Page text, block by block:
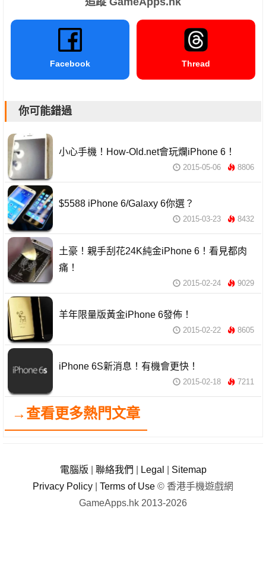
Facebook Thread
你可能錯過
小心手機！How-Old.net會玩爛iPhone 6！
2015-05-06 8806
$5588 iPhone 6/Galaxy 6你選？
2015-03-23 8432
土豪！親手刮花24K純金iPhone 6！看見都肉
痛！
2015-02-24 9029
羊年限量版黃金iPhone 6發佈！
2015-02-22 8605
iPhone 6S新消息！有機會更快！
2015-02-18 7211
→查看更多熱門文章
電腦版 聯絡我們 Legal
Sitemap
Privacy Policy
Terms of Use © 香港手機遊戲網
GameApps.hk 2013-2026